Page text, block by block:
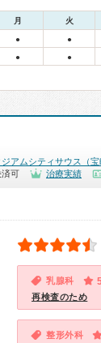
月 火
● ●
● ●
ジアムシティサウス（宝
済可 治療実績
乳腺科
再検査のため
整形外科